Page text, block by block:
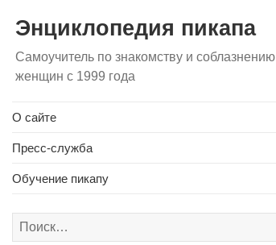
Энциклопедия пикапа
Самоучитель по знакомству и соблазнению
женщин с 1999 года
О сайте
Пресс-служба
Обучение пикапу
Найти: